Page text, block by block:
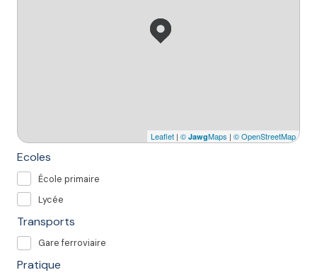
Leaflet | © JawgMaps | © OpenStreetMap
Ecoles
École primaire
Lycée
Transports
Gare ferroviaire
Pratique